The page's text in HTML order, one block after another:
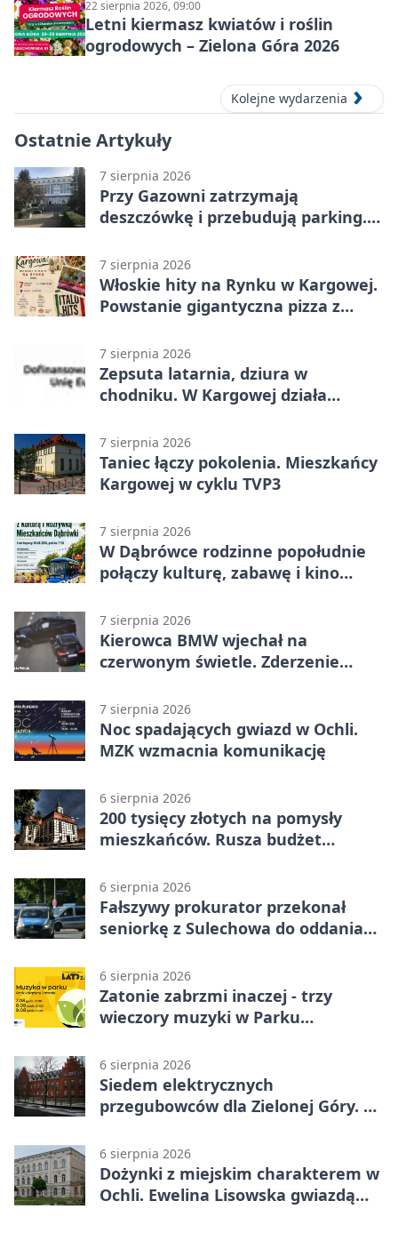
22 sierpnia 2026, 09:00
Letni kiermasz kwiatów i roślin
ogrodowych – Zielona Góra 2026
Kolejne wydarzenia
Ostatnie Artykuły
7 sierpnia 2026
Przy Gazowni zatrzymają
deszczówkę i przebudują parking.
7 sierpnia 2026
Włoskie hity na Rynku w Kargowej.
Powstanie gigantyczna pizza z
7 sierpnia 2026
Zepsuta latarnia, dziura w
chodniku. W Kargowej działa
7 sierpnia 2026
Taniec łączy pokolenia. Mieszkańcy
Kargowej w cyklu TVP3
7 sierpnia 2026
W Dąbrówce rodzinne popołudnie
połączy kulturę, zabawę i kino
7 sierpnia 2026
Kierowca BMW wjechał na
czerwonym świetle. Zderzenie
7 sierpnia 2026
Noc spadających gwiazd w Ochli.
MZK wzmacnia komunikację
6 sierpnia 2026
200 tysięcy złotych na pomysły
mieszkańców. Rusza budżet
6 sierpnia 2026
Fałszywy prokurator przekonał
seniorkę z Sulechowa do oddania
6 sierpnia 2026
Zatonie zabrzmi inaczej - trzy
wieczory muzyki w Parku
6 sierpnia 2026
Siedem elektrycznych
przegubowców dla Zielonej Góry. To
6 sierpnia 2026
Dożynki z miejskim charakterem w
Ochli. Ewelina Lisowska gwiazdą